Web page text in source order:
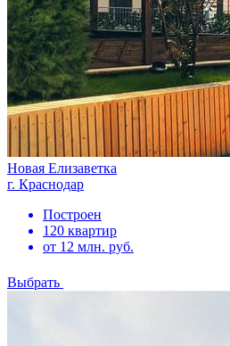
Новая Елизаветка
г. Краснодар
Построен
120 квартир
от 12 млн. руб.
Выбрать